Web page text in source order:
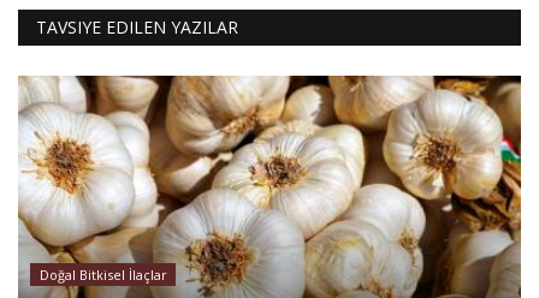
TAVSIYE EDILEN YAZILAR
Doğal Bitkisel İlaçlar